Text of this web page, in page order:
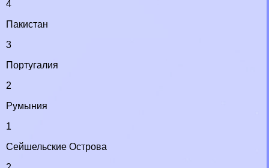
4
Пакистан
3
Португалия
2
Румыния
1
Сейшельские Острова